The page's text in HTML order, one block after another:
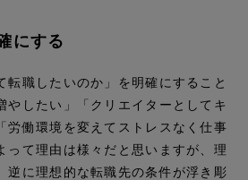
にする
転職したいのか」を明確にすること
やしたい」「クリエイターとしてキ
労働環境を変えてストレスなく仕事
って理由は様々だと思いますが、理
逆に理想的な転職先の条件が浮き彫